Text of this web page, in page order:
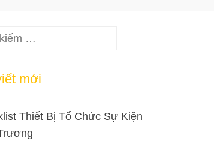
mới
Thiết Bị Tổ Chức Sự Kiện